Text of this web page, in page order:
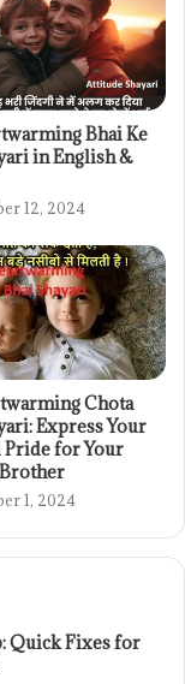
Bhai Ke
in English &
12, 2024
Chota
Express Your
Pride for Your
1, 2024
Quick Fixes for